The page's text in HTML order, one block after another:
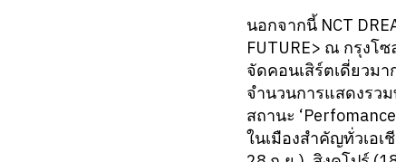
นอกจากนี้ NCT
FUTURE> ณ กรุงโ
จัดคอนเสิร์ตเดี่ยวมา
จำนวนการแสดงรว
สถานะ
ในเมืองสำคัญทั่วเอเ